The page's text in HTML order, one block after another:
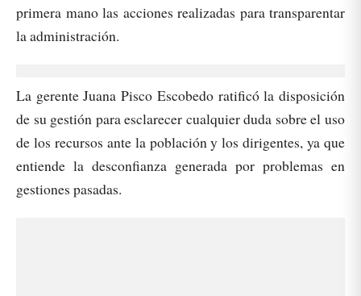
primera mano las acciones realizadas para transparentar
la administración.
La gerente Juana Pisco Escobedo ratificó la disposición
de su gestión para esclarecer cualquier duda sobre el uso
de los recursos ante la población y los dirigentes, ya que
entiende la desconfianza generada por problemas en
gestiones pasadas.